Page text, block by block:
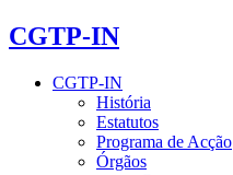
CGTP-IN
CGTP-IN
História
Estatutos
Programa de Acção
Órgãos